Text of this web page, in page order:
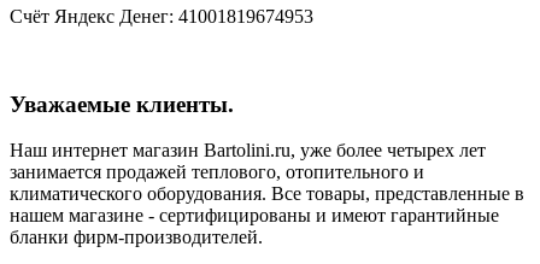
Счёт Яндекс Денег: 41001819674953
Уважаемые клиенты.
Наш интернет магазин Bartolini.ru, уже более четырех лет
занимается продажей теплового, отопительного и
климатического оборудования. Все товары, представленные в
нашем магазине - сертифицированы и имеют гарантийные
бланки фирм-производителей.